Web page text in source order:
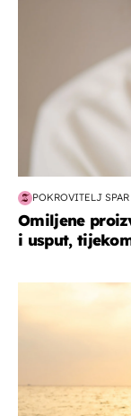
POKROVITELJ SPAR
Omiljene
i usput,